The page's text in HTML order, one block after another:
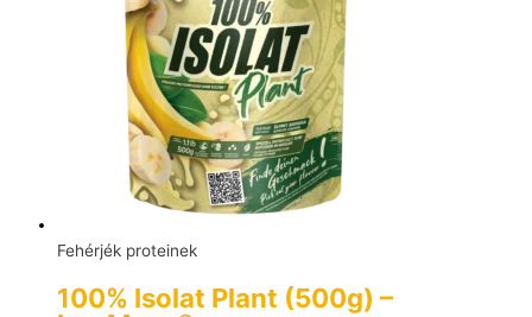
Fehérjék proteinek
100% Isolat Plant (500g) –